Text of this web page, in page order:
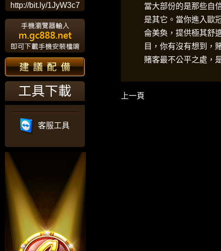
http://bit.ly/1JyW3c7
工具下載
客服工具
當大部份的是那些自
是其它。當你進入歐
侖美奐，提供極其舒
目，你有沒有想到，
賭客最不公平之處，
上一頁